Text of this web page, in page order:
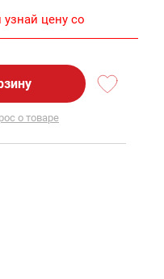
цену со
о товаре